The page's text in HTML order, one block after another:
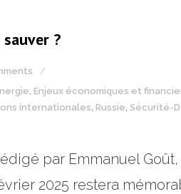
?
Enjeux économiques et
internationales Russie Sécurité-
par Emmanuel
2025 restera